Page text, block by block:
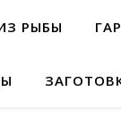
РЫБЫ